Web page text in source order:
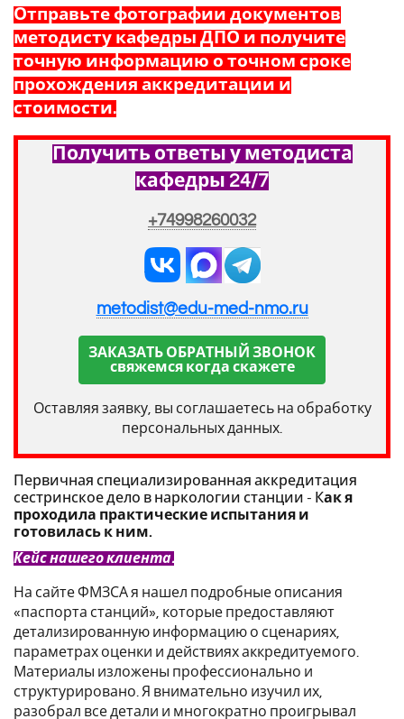
Отправьте фотографии документов
методисту кафедры ДПО и получите
точную информацию о точном сроке
прохождения аккредитации и
стоимости.
Получить ответы у методиста
кафедры 24/7
+74998260032
metodist@edu-med-nmo.ru
ЗАКАЗАТЬ ОБРАТНЫЙ ЗВОНОК
свяжемся когда скажете
Оставляя заявку, вы соглашаетесь на обработку
персональных данных.
Первичная специализированная аккредитация
сестринское дело в наркологии станции - Как я
проходила практические испытания и
готовилась к ним.
Кейс нашего клиента.
На сайте ФМЗСА я нашел подробные описания
«паспорта станций», которые предоставляют
детализированную информацию о сценариях,
параметрах оценки и действиях аккредитуемого.
Материалы изложены профессионально и
структурировано. Я внимательно изучил их,
разобрал все детали и многократно проигрывал